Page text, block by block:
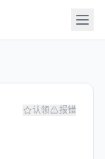
认领 报错